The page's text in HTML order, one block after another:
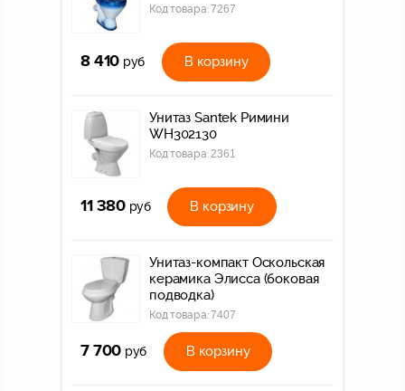
Код товара:7267
8 410 руб В корзину
Унитаз Santek Римини
WH302130
Код товара:2361
11 380 руб В корзину
Унитаз-компакт Оскольская
керамика Элисса (боковая
подводка)
Код товара:7407
7 700 руб В корзину